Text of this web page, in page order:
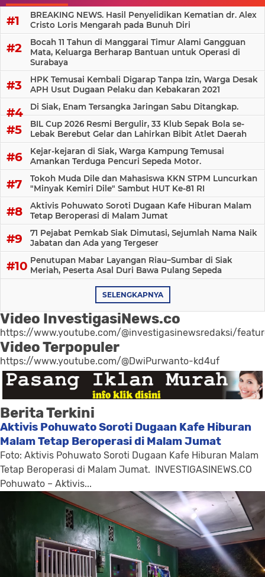
BREAKING NEWS. Hasil Penyelidikan Kematian dr. Alex
Cristo Loris Mengarah pada Bunuh Diri
Bocah 11 Tahun di Manggarai Timur Alami Gangguan
Mata, Keluarga Berharap Bantuan untuk Operasi di
Surabaya
HPK Temusai Kembali Digarap Tanpa Izin, Warga Desak
APH Usut Dugaan Pelaku dan Kebakaran 2021
Di Siak, Enam Tersangka Jaringan Sabu Ditangkap.
BIL Cup 2026 Resmi Bergulir, 33 Klub Sepak Bola se-
Lebak Berebut Gelar dan Lahirkan Bibit Atlet Daerah
Kejar-kejaran di Siak, Warga Kampung Temusai
Amankan Terduga Pencuri Sepeda Motor.
Tokoh Muda Dile dan Mahasiswa KKN STPM Luncurkan
"Minyak Kemiri Dile" Sambut HUT Ke-81 RI
Aktivis Pohuwato Soroti Dugaan Kafe Hiburan Malam
Tetap Beroperasi di Malam Jumat
71 Pejabat Pemkab Siak Dimutasi, Sejumlah Nama Naik
Jabatan dan Ada yang Tergeser
Penutupan Mabar Layangan Riau–Sumbar di Siak
Meriah, Peserta Asal Duri Bawa Pulang Sepeda
SELENGKAPNYA
Video InvestigasiNews.co
https://www.youtube.com/@investigasinewsredaksi/
Video Terpopuler
https://www.youtube.com/@DwiPurwanto-kd4uf
Berita Terkini
Aktivis Pohuwato Soroti Dugaan Kafe Hiburan
Malam Tetap Beroperasi di Malam Jumat
Foto: Aktivis Pohuwato Soroti Dugaan Kafe Hiburan Malam
Tetap Beroperasi di Malam Jumat. INVESTIGASINEWS.CO
Pohuwato – Aktivis...